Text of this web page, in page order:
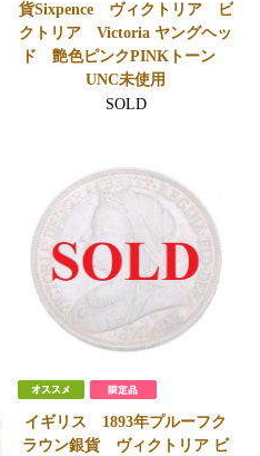
貨Sixpence ヴィクトリア ビ
クトリア Victoria ヤングヘッ
ド 艶色ピンクPINKトーン
UNC未使用
SOLD
イギリス 1893年プルーフク
ラウン銀貨 ヴィクトリア ビ